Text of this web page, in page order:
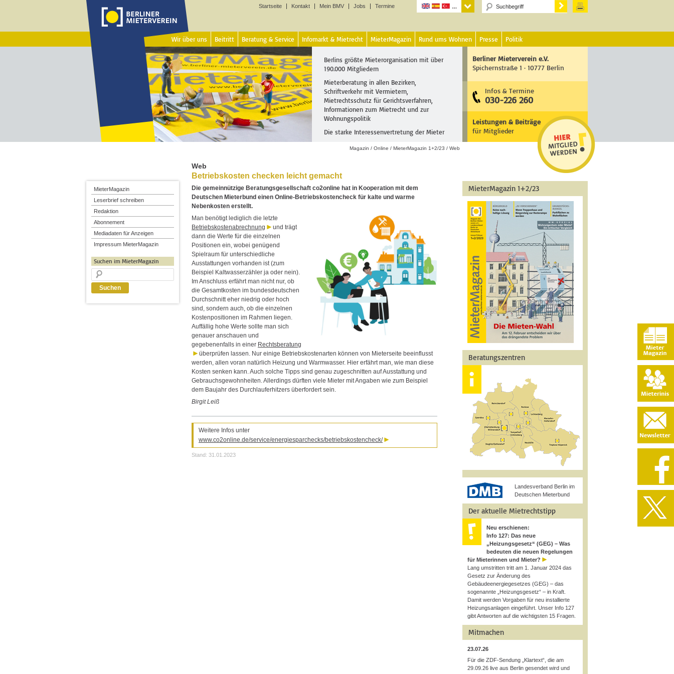
Startseite Kontakt Mein BMV Jobs Termine
Wir über uns Beitritt Beratung & Service Infomarkt & Mietrecht MieterMagazin Rund ums Wohnen Presse Politik
Berlins größte Mieterorganisation mit über
190.000 Mitgliedern
Mieterberatung in allen Bezirken,
Schriftverkehr mit Vermietern,
Mietrechtsschutz für Gerichtsverfahren,
Informationen zum Mietrecht und zur
Wohnungspolitik
Die starke Interessenvertretung der Mieter
Berliner Mieterverein e.V.
Spichernstraße 1 · 10777 Berlin
Infos & Termine
030-226 260
Leistungen & Beiträge
für Mitglieder
Magazin / Online / MieterMagazin 1+2/23 / Web
Web
Betriebskosten checken leicht gemacht
Die gemeinnützige Beratungsgesellschaft co2online hat in Kooperation mit dem
Deutschen Mieterbund einen Online-Betriebskostencheck für kalte und warme
Nebenkosten erstellt.
Man benötigt lediglich die letzte
Betriebskostenabrechnung
und trägt
dann die Werte für die einzelnen
Positionen ein, wobei genügend
Spielraum für unterschiedliche
Ausstattungen vorhanden ist (zum
Beispiel Kaltwasserzähler ja oder nein).
Im Anschluss erfährt man nicht nur, ob
die Gesamtkosten im bundesdeutschen
Durchschnitt eher niedrig oder hoch
sind, sondern auch, ob die einzelnen
Kostenpositionen im Rahmen liegen.
Auffällig hohe Werte sollte man sich
genauer anschauen und
gegebenenfalls in einer Rechtsberatung
überprüfen lassen. Nur einige Betriebskostenarten können von Mieterseite beeinflusst
werden, allen voran natürlich Heizung und Warmwasser. Hier erfährt man, wie man diese
Kosten senken kann. Auch solche Tipps sind genau zugeschnitten auf Ausstattung und
Gebrauchsgewohnheiten. Allerdings dürften viele Mieter mit Angaben wie zum Beispiel
dem Baujahr des Durchlauferhitzers überfordert sein.
Birgit Leiß
Weitere Infos unter
www.co2online.de/service/energiesparchecks/betriebskostencheck/
Stand: 31.01.2023
MieterMagazin 1+2/23
Beratungszentren
Landesverband Berlin im
Deutschen Mieterbund
Der aktuelle Mietrechtstipp
Neu erschienen:
Info 127: Das neue
„Heizungsgesetz“ (GEG) – Was
bedeuten die neuen Regelungen
für Mieterinnen und Mieter?
Lang umstritten tritt am 1. Januar 2024 das
Gesetz zur Änderung des
Gebäudeenergiegesetzes (GEG) – das
sogenannte „Heizungsgesetz“ – in Kraft.
Damit werden Vorgaben für neu installierte
Heizungsanlagen eingeführt. Unser Info 127
gibt Antworten auf die wichtigsten 15 Fragen.
Mitmachen
23.07.26
Für die ZDF-Sendung „Klartext“, die am
29.09.26 live aus Berlin gesendet wird und
MieterMagazin
Leserbrief schreiben
Redaktion
Abonnement
Mediadaten für Anzeigen
Impressum MieterMagazin
Suchen im MieterMagazin